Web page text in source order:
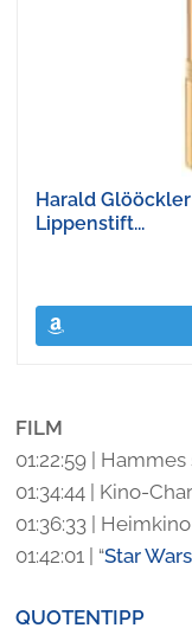
Harald
Lippenstift...
FILM
01:22:59 | Hammes
01:34:44 | Kino-
01:36:33 | Heimkino
01:42:01 | “Star
QUOTENTIPP